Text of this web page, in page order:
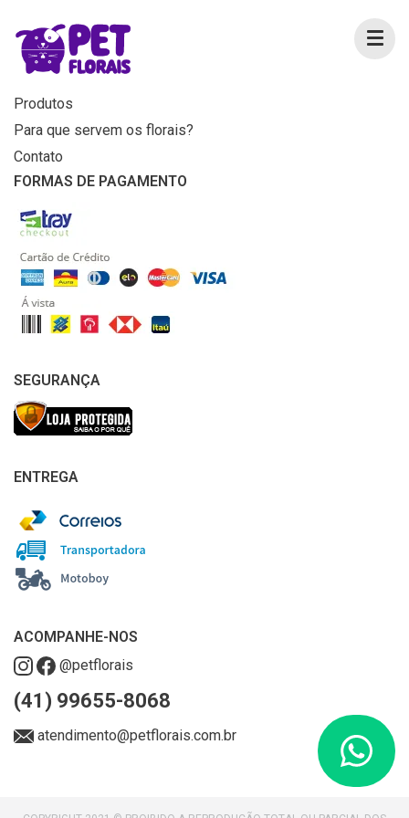
MENU
Home
Produtos
Para que servem os florais?
Contato
FORMAS DE PAGAMENTO
SEGURANÇA
ENTREGA
ACOMPANHE-NOS
@petflorais
(41) 99655-8068
atendimento@petflorais.com.br